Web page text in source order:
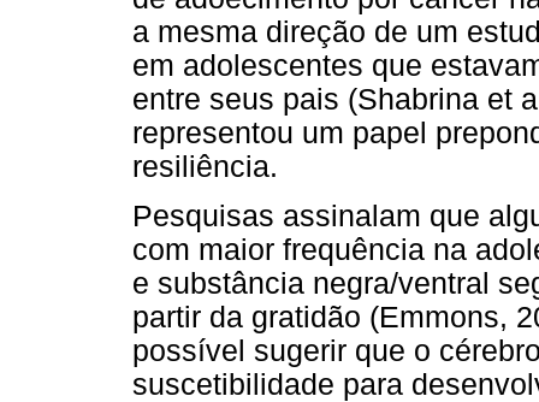
a mesma direção de um
em adolescentes que
entre seus pais (Shabrina et
representou um papel
resiliência.
Pesquisas assinalam que
com maior frequência na
e substância negra/ventral
partir da gratidão (Emmons,
possível sugerir que o
suscetibilidade para